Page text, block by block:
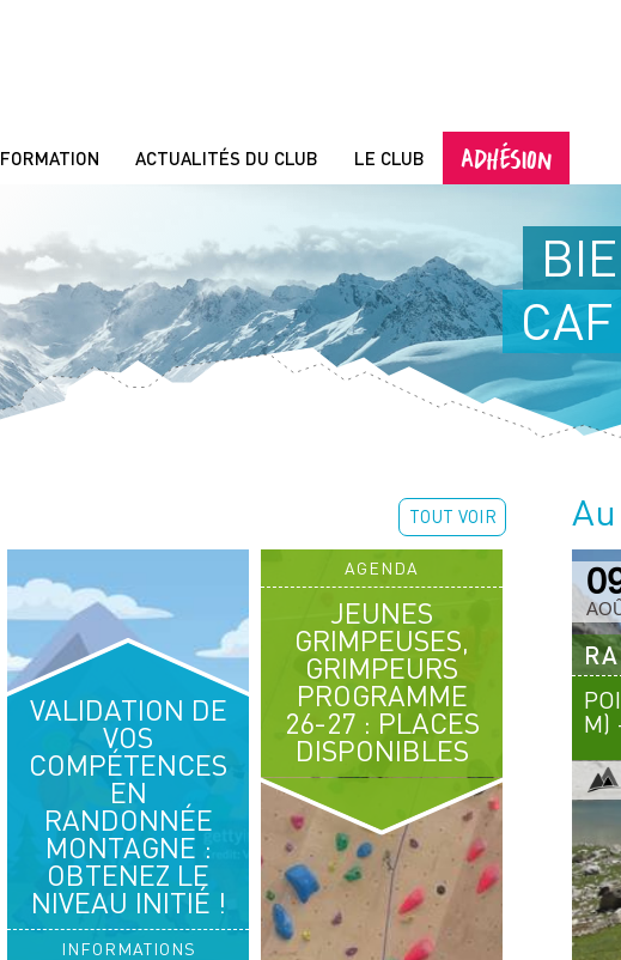
FORMATION ACTUALITÉS DU CLUB LE CLUB ADHÉSION
TOUT VOIR
VALIDATION DE
VOS
COMPÉTENCES
EN
RANDONNÉE
MONTAGNE :
OBTENEZ LE
NIVEAU INITIÉ !
INFORMATIONS
JEUNES
GRIMPEUSES,
GRIMPEURS
PROGRAMME
26-27 : PLACES
DISPONIBLES
AGENDA
Au
AOÛT 2026
RANDO PLUS
LE BEC CHARVET
CHARTREUSE
M)